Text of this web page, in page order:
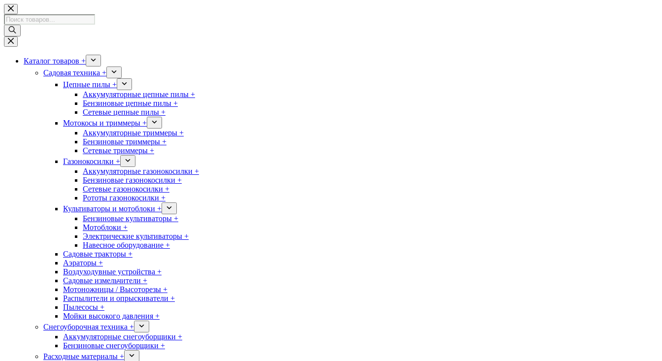
Перейти
к
сути
Поиск
товаров
Каталог товаров +
Садовая техника +
Цепные пилы +
Аккумуляторные цепные пилы +
Бензиновые цепные пилы +
Сетевые цепные пилы +
Мотокосы и триммеры +
Аккумуляторные триммеры +
Бензиновые триммеры +
Сетевые триммеры +
Газонокосилки +
Аккумуляторные газонокосилки +
Бензиновые газонокосилки +
Сетевые газонокосилки +
Рототы газонокосилки +
Культиваторы и мотоблоки +
Бензиновые культиваторы +
Мотоблоки +
Электрические культиваторы +
Навесное оборудование +
Садовые тракторы +
Аэраторы +
Воздуходувные устройства +
Садовые измельчители +
Мотоножницы / Высоторезы +
Распылители и опрыскиватели +
Пылесосы +
Мойки высокого давления +
Снегоуборочная техника +
Аккумуляторные снегоуборщики +
Бензиновые снегоуборщики +
Расходные материалы +